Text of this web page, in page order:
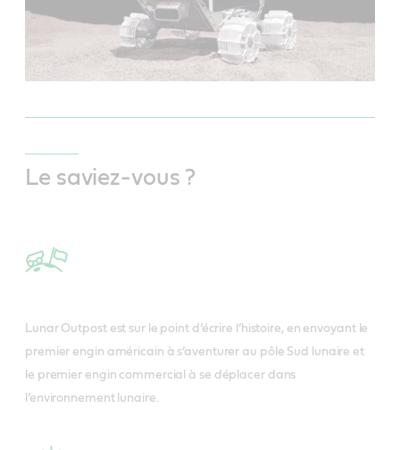
Le saviez-vous ?
Lunar Outpost est sur le point d’écrire l’histoire, en envoyant le
premier engin américain à s’aventurer au pôle Sud lunaire et
le premier engin commercial à se déplacer dans
l’environnement lunaire.